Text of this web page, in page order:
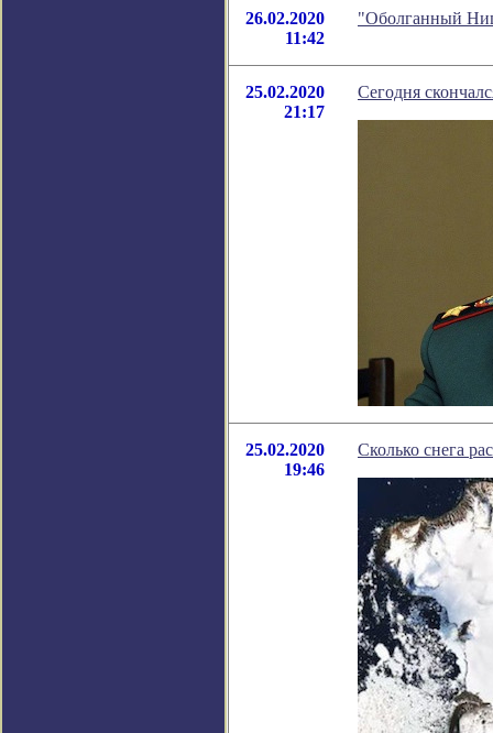
26.02.2020
11:42
"Оболганный
25.02.2020
21:17
Сегодня
25.02.2020
19:46
Сколько снега